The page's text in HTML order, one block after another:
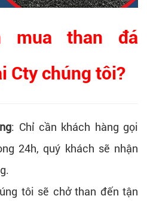
mua than đá
Cty chúng tôi?
: Chỉ cần khách hàng gọi
24h, quý khách sẽ nhận
tôi sẽ chở than đến tận